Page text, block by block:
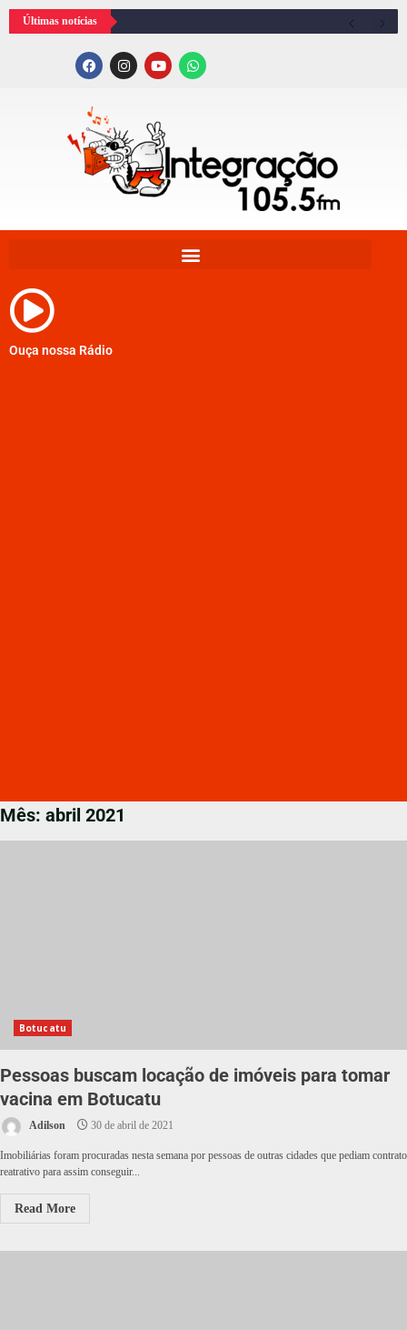
Últimas notícias
Ouça nossa Rádio
Mês: abril 2021
Botucatu
Pessoas buscam locação de imóveis para tomar
vacina em Botucatu
Adilson 30 de abril de 2021
Imobiliárias foram procuradas nesta semana por pessoas de outras cidades que pediam contrato
reatrativo para assim conseguir...
Read More